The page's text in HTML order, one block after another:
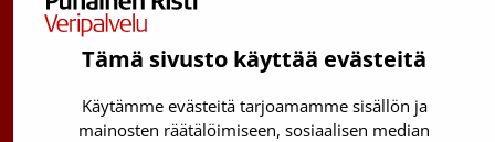
Tämä sivusto käyttää evästeitä
Käytämme evästeitä tarjoamamme sisällön ja
mainosten räätälöimiseen, sosiaalisen median
Kantasolurekisterin info:
029 300 1515
Härkälenkki 13
01730 Vantaa